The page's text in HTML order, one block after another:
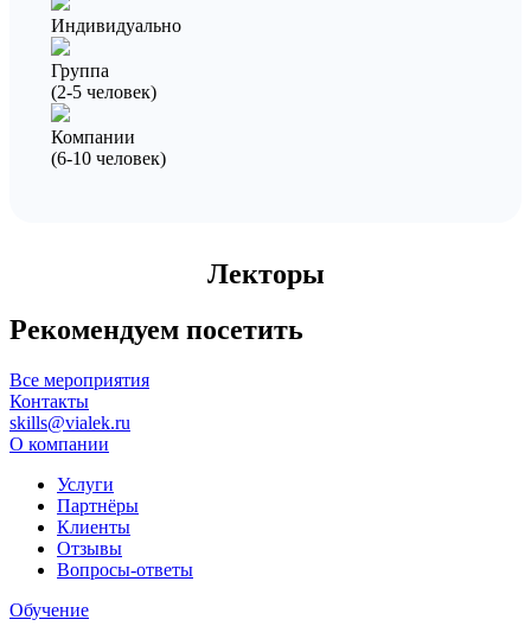
Индивидуально
Группа
(2-5 человек)
Компании
(6-10 человек)
Лекторы
Рекомендуем посетить
Все мероприятия
Контакты
skills@vialek.ru
О компании
Услуги
Партнёры
Клиенты
Отзывы
Вопросы-ответы
Обучение